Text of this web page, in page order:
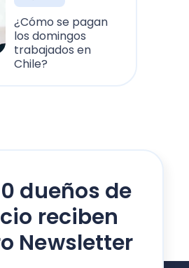
¿Cómo se pagan
los domingos
trabajados en
Chile?
dueños de
reciben
Newsletter